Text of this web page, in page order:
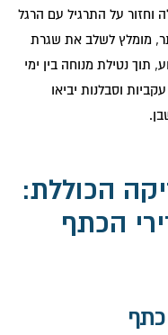
על התרגיל עם הרגל
מומלץ לשלב את שגרת
2-3 פעמים בשבוע, תוך נטילת מנוחה בין ימי
וסבלנות יביאו
הכוללת:
הכתף
כתף